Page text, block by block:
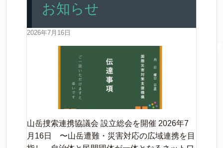
お知らせ
2026年7月16日
山岳捜索連携協議会 設立総会を開催 2026年7
月16日 〜山岳遭難・災害対応の広域連携を目